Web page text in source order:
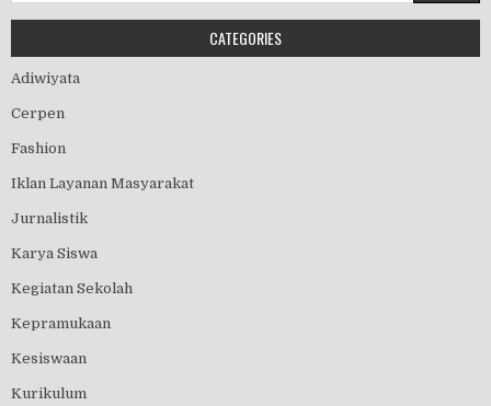
CATEGORIES
Adiwiyata
Cerpen
Fashion
Iklan Layanan Masyarakat
Jurnalistik
Karya Siswa
Kegiatan Sekolah
Kepramukaan
Kesiswaan
Kurikulum